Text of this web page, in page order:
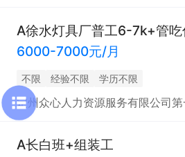
A徐水灯具厂普工6-7k+管
6000-7000元/月
不限 经验不限 学历不限
定州众心人力资源服务有限公司第
A长白班+组装工